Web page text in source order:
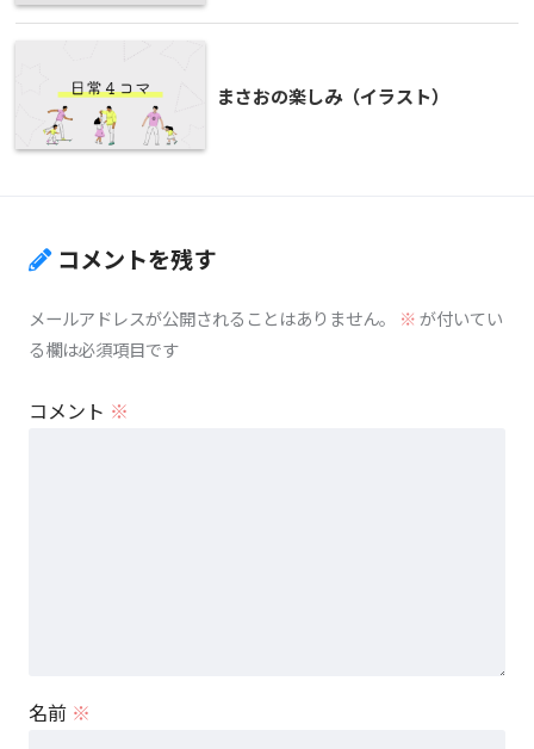
まさおの楽しみ（イラスト）
コメントを残す
メールアドレスが公開されることはありません。 ※が付いてい
る欄は必須項目です
コメント ※
名前 ※